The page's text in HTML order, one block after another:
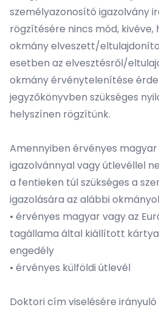
személyazonosító igazolvány
rögzítésére nincs mód, kivéve,
okmány elveszett/
esetben az elvesztésről/
okmány érvénytelenítése
jegyzőkönyvben szükséges
helyszínen rögzítünk.
Amennyiben érvényes
igazolvánnyal vagy útlevéllel
a fentieken túl szükséges a
igazolására az alábbi
• érvényes magyar vagy az
tagállama által kiállított
engedély
• érvényes külföldi útlevél
Doktori cím viselésére